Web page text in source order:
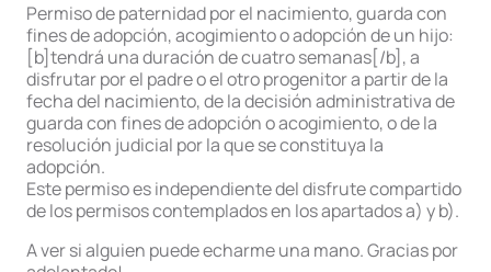
Permiso de paternidad por el nacimiento, guarda con
fines de adopción, acogimiento o adopción de un hijo:
[b]tendrá una duración de cuatro semanas[/b], a
disfrutar por el padre o el otro progenitor a partir de la
fecha del nacimiento, de la decisión administrativa de
guarda con fines de adopción o acogimiento, o de la
resolución judicial por la que se constituya la
adopción.
Este permiso es independiente del disfrute compartido
de los permisos contemplados en los apartados a) y b).
A ver si alguien puede echarme una mano. Gracias por